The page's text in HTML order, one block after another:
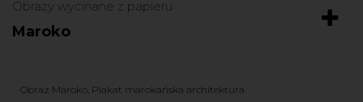
Obrazy wycinane z papieru
Maroko
Obraz Maroko, Plakat marokańska architektura